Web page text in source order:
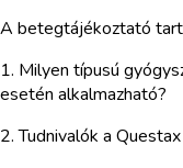
A betegtájékoztató
1. Milyen típusú
esetén alkalmazható?
2. Tudnivalók a